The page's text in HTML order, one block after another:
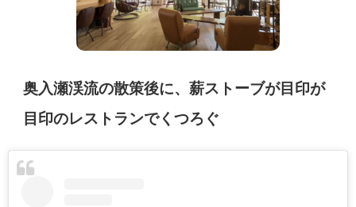
奥入瀬渓流の散策後に、薪ストーブが目印が
目印のレストランでくつろぐ